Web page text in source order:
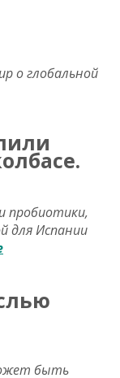
о глобальной
пробиотики,
для Испании
быть